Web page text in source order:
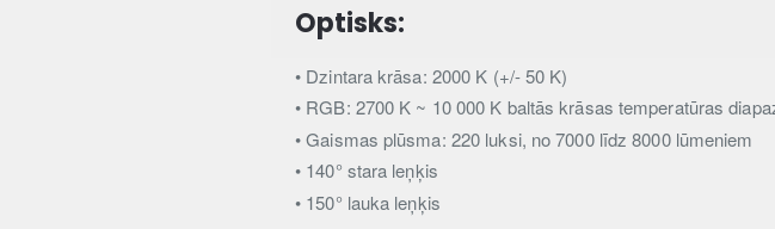
Optisks:
• Dzintara krāsa: 2000 K (+/- 50 K)
• RGB: 2700 K ~ 10 000 K baltās krāsas temperatūras
• Gaismas plūsma: 220 luksi, no 7000 līdz 8000 lūmeniem
• 140° stara leņķis
• 150° lauka leņķis